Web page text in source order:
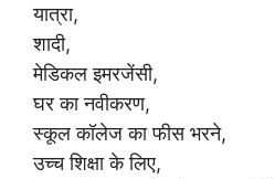
यात्रा,
शादी,
मेडिकल इमरजेंसी,
घर का नवीकरण,
स्कूल कॉलेज का फीस भरने,
उच्च शिक्षा के लिए,